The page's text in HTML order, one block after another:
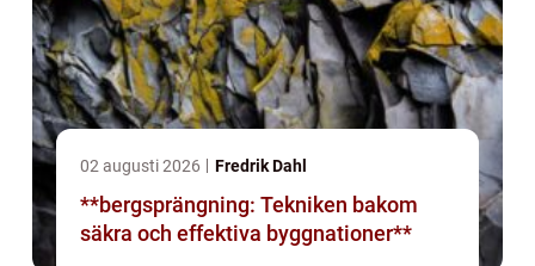
02 augusti 2026 Fredrik Dahl
**bergsprängning: Tekniken bakom
säkra och effektiva byggnationer**